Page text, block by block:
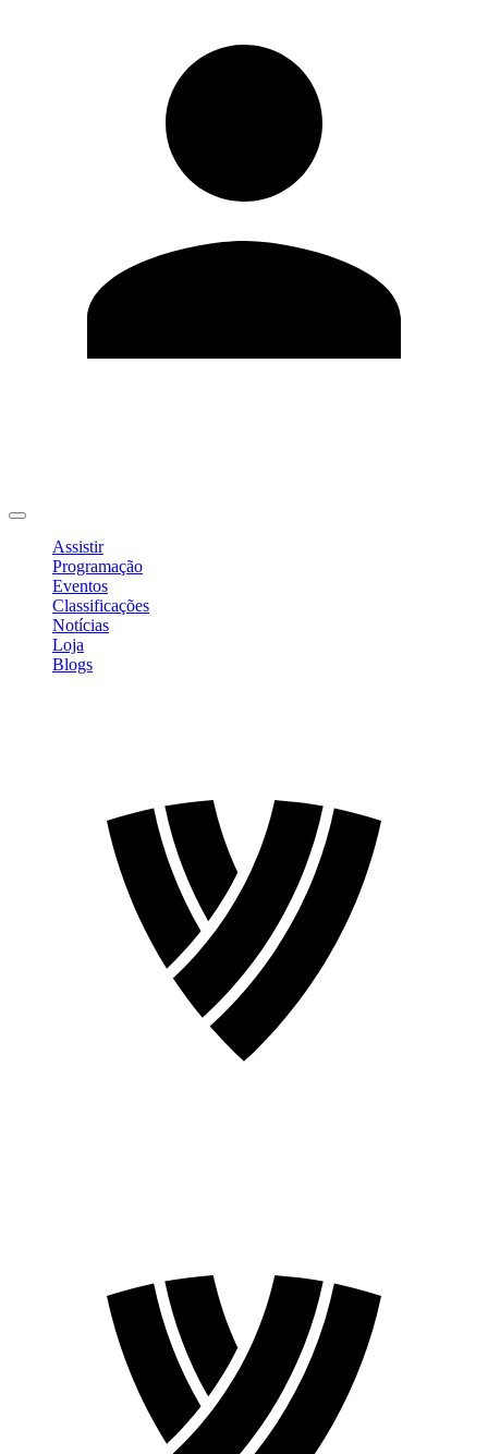
Assistir
Programação
Eventos
Classificações
Notícias
Loja
Blogs